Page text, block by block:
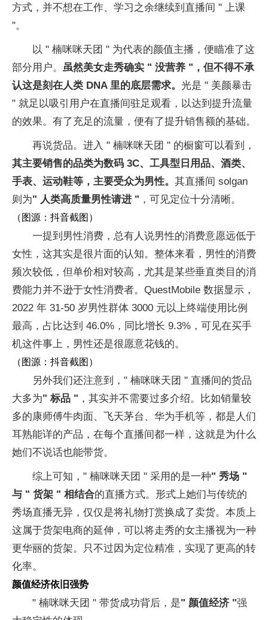
方式，并不想在工作、学习之余继续到直播间 " 上课
"。
以 " 楠咪咪天团 " 为代表的颜值主播，便瞄准了这
部分用户。 虽然美女走秀确实 " 没营养 "，但不得不承
认这是刻在人类 DNA 里的底层需求。 光是 " 美颜暴击
" 就足以吸引用户在直播间驻足观看，以达到提升流量
的效果。有了充足的流量，便有了提升销售额的基础。
再说货品。进入 " 楠咪咪天团 " 的橱窗可以看到，
其主要销售的品类为数码 3C、工具型日用品、酒类、
手表、运动鞋等，主要受众为男性。 其直播间 solgan
则为" 人类高质量男性请进 " ，可见定位十分清晰。
（图源：抖音截图）
一提到男性消费，总有人说男性的消费意愿远低于
女性，这其实是很片面的认知。整体来看，男性的消费
频次较低，但单价相对较高，尤其是某些垂直类目的消
费能力并不逊于女性消费者。QuestMobile 数据显示，
2022 年 31-50 岁男性群体 3000 元以上终端使用比例
最高，占比达到 46.0%，同比增长 9.3%，可见在买手
机这件事上，男性还是很愿意花钱的。
（图源：抖音截图）
另外我们还注意到，" 楠咪咪天团 " 直播间的货品
大多为" 标品 " ，其实并不需要过多介绍。比如销量较
多的康师傅牛肉面、飞天茅台、华为手机等，都是人们
耳熟能详的产品，在每个直播间都一样，这就是为什么
她们不说话也能带货。
综上可知，" 楠咪咪天团 " 采用的是一种" 秀场 "
与 " 货架 " 相结合的直播方式。形式上她们与传统的
秀场直播无异，仅仅是将礼物打赏换成了卖货。本质上
这属于货架电商的延伸，可以将走秀的女主播视为一种
更华丽的货架。只不过因为定位精准，实现了更高的转
化率。
颜值经济依旧强势
" 楠咪咪天团 " 带货成功背后，是" 颜值经济 "强